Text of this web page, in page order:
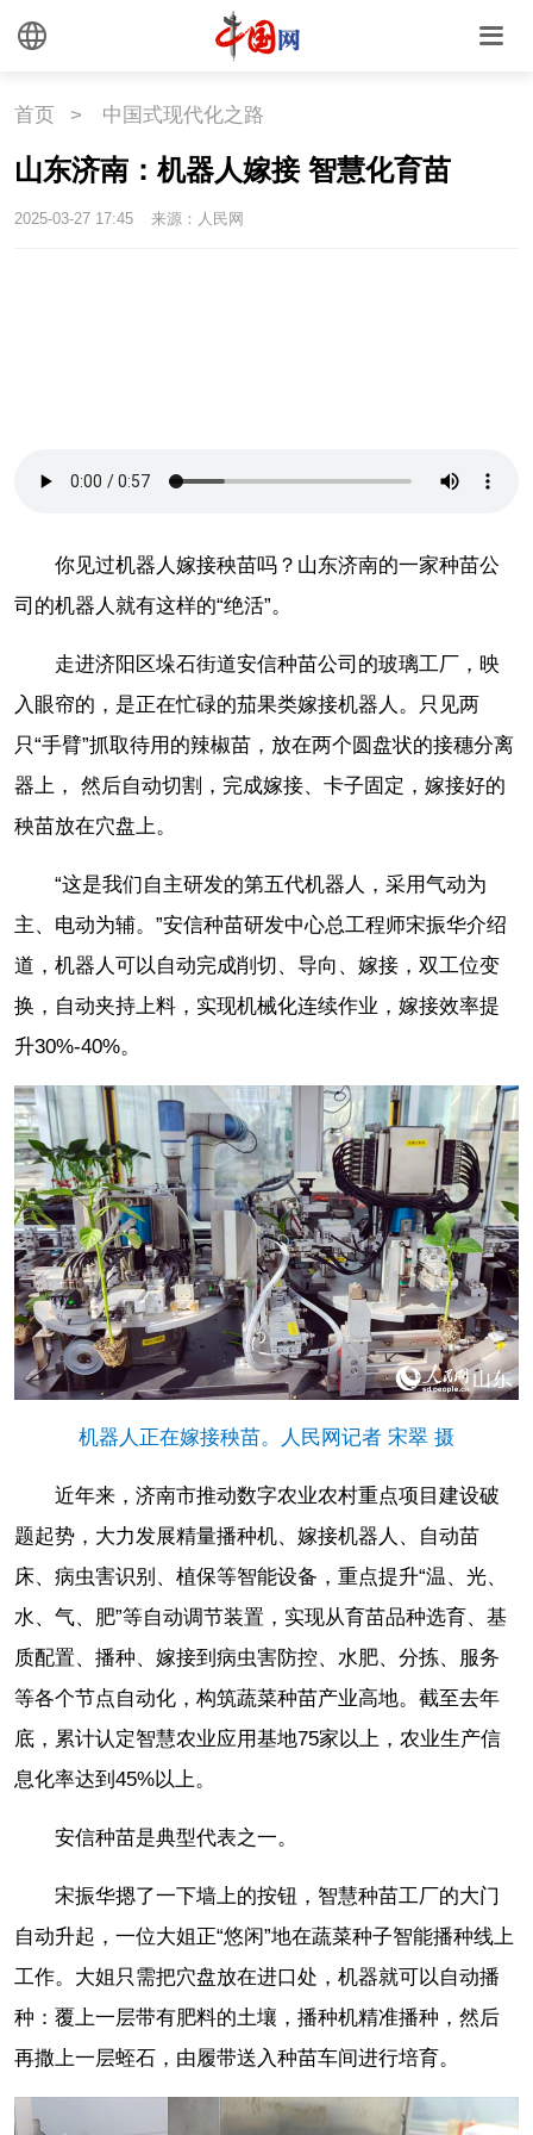
首页 > 中国式现代化之路
山东济南：机器人嫁接 智慧化育苗
2025-03-27 17:45 来源：人民网
你见过机器人嫁接秧苗吗？山东济南的一家种苗公
司的机器人就有这样的“绝活”。
走进济阳区垛石街道安信种苗公司的玻璃工厂，映
入眼帘的，是正在忙碌的茄果类嫁接机器人。只见两
只“手臂”抓取待用的辣椒苗，放在两个圆盘状的接穗分离
器上， 然后自动切割，完成嫁接、卡子固定，嫁接好的
秧苗放在穴盘上。
“这是我们自主研发的第五代机器人，采用气动为
主、电动为辅。”安信种苗研发中心总工程师宋振华介绍
道，机器人可以自动完成削切、导向、嫁接，双工位变
换，自动夹持上料，实现机械化连续作业，嫁接效率提
升30%-40%。
机器人正在嫁接秧苗。人民网记者 宋翠 摄
近年来，济南市推动数字农业农村重点项目建设破
题起势，大力发展精量播种机、嫁接机器人、自动苗
床、病虫害识别、植保等智能设备，重点提升“温、光、
水、气、肥”等自动调节装置，实现从育苗品种选育、基
质配置、播种、嫁接到病虫害防控、水肥、分拣、服务
等各个节点自动化，构筑蔬菜种苗产业高地。截至去年
底，累计认定智慧农业应用基地75家以上，农业生产信
息化率达到45%以上。
安信种苗是典型代表之一。
宋振华摁了一下墙上的按钮，智慧种苗工厂的大门
自动升起，一位大姐正“悠闲”地在蔬菜种子智能播种线上
工作。大姐只需把穴盘放在进口处，机器就可以自动播
种：覆上一层带有肥料的土壤，播种机精准播种，然后
再撒上一层蛭石，由履带送入种苗车间进行培育。